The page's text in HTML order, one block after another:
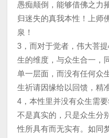
愚痴颠倒，能够借佛之力
归迷失的真我本性！上师
泉！
3，而对于觉者，伟大菩
生的维度，与众生合一，
单一层面，而没有任何众
生祈请因缘给以回馈，精
4，本性里并没有众生需
不是真实的，只是众生分
性所具有而无实有。如同